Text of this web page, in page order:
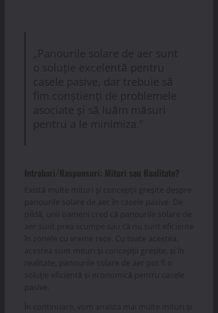
„Panourile solare de aer sunt
o soluție excelentă pentru
casele pasive, dar trebuie să
fim conștienți de problemele
asociate și să luăm măsuri
pentru a le minimiza.”
Intrebari/Raspunsuri: Mituri sau Realitate?
Există multe mituri și concepții greșite despre
panourile solare de aer în casele pasive. De
pildă, unii oameni cred că panourile solare de
aer sunt prea scumpe sau că nu sunt eficiente
în zonele cu vreme rece. Cu toate acestea,
acestea sunt mituri și concepții greșite, și în
realitate, panourile solare de aer pot fi o
soluție eficientă și economică pentru casele
pasive.
În continuare, vom analiza mai multe mituri și